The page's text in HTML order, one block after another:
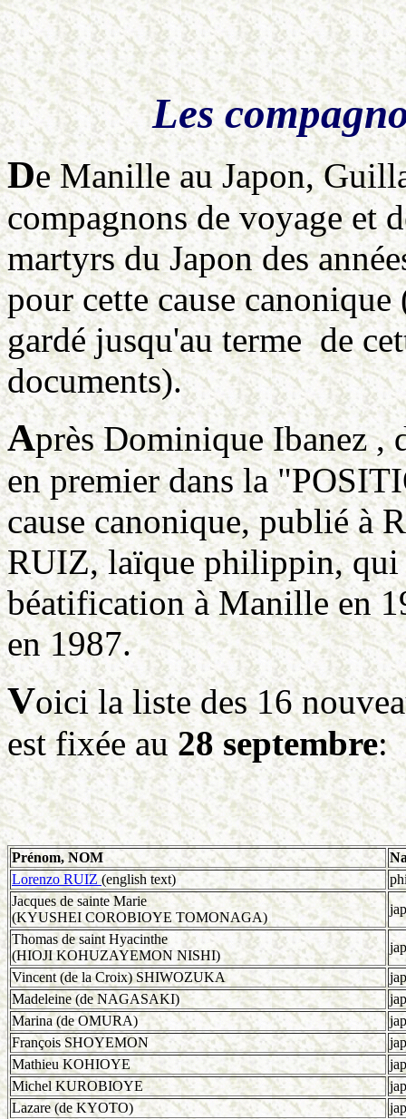
Les
De Manille au Japon,
compagnons de voyage et
martyrs du Japon des
pour cette cause
gardé jusqu'au terme de
documents).
Après Dominique Ibanez ,
en premier dans la
cause canonique, publié à
RUIZ, laïque philippin,
béatification à Manille en
en 1987.
Voici la liste des 16
est fixée au28 septembre:
Prénom, NOM
Lorenzo RUIZ(english text)
Jacques de sainte Marie
(KYUSHEI COROBIOYE TOMONAGA)
Thomas de saint Hyacinthe
(HIOJI KOHUZAYEMON NISHI)
Vincent (de la Croix) SHIWOZUKA
Madeleine (de NAGASAKI)
Marina (de OMURA)
François SHOYEMON
Mathieu KOHIOYE
Michel KUROBIOYE
Lazare (de KYOTO)